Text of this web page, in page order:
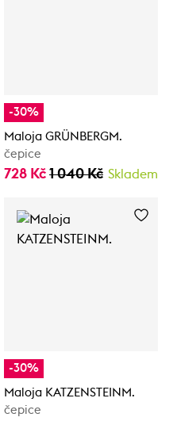
-30%
Maloja GRÜNBERGM.
čepice
728 Kč 1 040 Kč Skladem
-30%
Maloja KATZENSTEINM.
čepice